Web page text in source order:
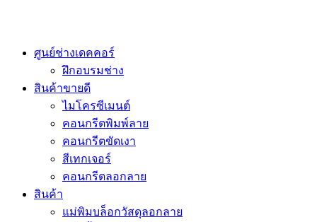
ศูนย์ช่างเดคคอร์
ฝึกอบรมช่าง
สินค้าขายดี
ไมโครซีเมนต์
คอนกรีตพิมพ์ลาย
คอนกรีตขัดเงา
สีเทกเจอร์
คอนกรีตลอกลาย
สินค้า
แม่พิมบล็อกวัสดุลอกลาย